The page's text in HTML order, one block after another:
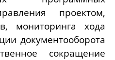
проектом,
мониторинга хода
документооборота
сокращение